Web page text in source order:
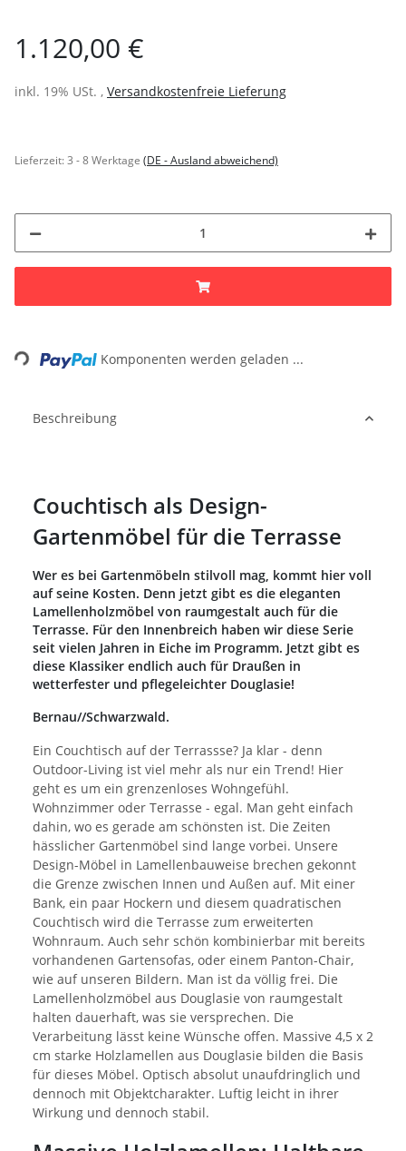
1.120,00 €
inkl. 19% USt. , Versandkostenfreie Lieferung
Lieferzeit:3 - 8 Werktage (DE - Ausland abweichend)
Loading... Komponenten werden geladen ...
Beschreibung
Couchtisch als Design-
Gartenmöbel für die Terrasse
Wer es bei Gartenmöbeln stilvoll mag, kommt hier voll
auf seine Kosten. Denn jetzt gibt es die eleganten
Lamellenholzmöbel von raumgestalt auch für die
Terrasse. Für den Innenbreich haben wir diese Serie
seit vielen Jahren in Eiche im Programm. Jetzt gibt es
diese Klassiker endlich auch für Draußen in
wetterfester und pflegeleichter Douglasie!
Bernau//Schwarzwald.
Ein Couchtisch auf der Terrassse? Ja klar - denn
Outdoor-Living ist viel mehr als nur ein Trend! Hier
geht es um ein grenzenloses Wohngefühl.
Wohnzimmer oder Terrasse - egal. Man geht einfach
dahin, wo es gerade am schönsten ist. Die Zeiten
hässlicher Gartenmöbel sind lange vorbei. Unsere
Design-Möbel in Lamellenbauweise brechen gekonnt
die Grenze zwischen Innen und Außen auf. Mit einer
Bank, ein paar Hockern und diesem quadratischen
Couchtisch wird die Terrasse zum erweiterten
Wohnraum. Auch sehr schön kombinierbar mit bereits
vorhandenen Gartensofas, oder einem Panton-Chair,
wie auf unseren Bildern. Man ist da völlig frei. Die
Lamellenholzmöbel aus Douglasie von raumgestalt
halten dauerhaft, was sie versprechen. Die
Verarbeitung lässt keine Wünsche offen. Massive 4,5 x 2
cm starke Holzlamellen aus Douglasie bilden die Basis
für dieses Möbel. Optisch absolut unaufdringlich und
dennoch mit Objektcharakter. Luftig leicht in ihrer
Wirkung und dennoch stabil.